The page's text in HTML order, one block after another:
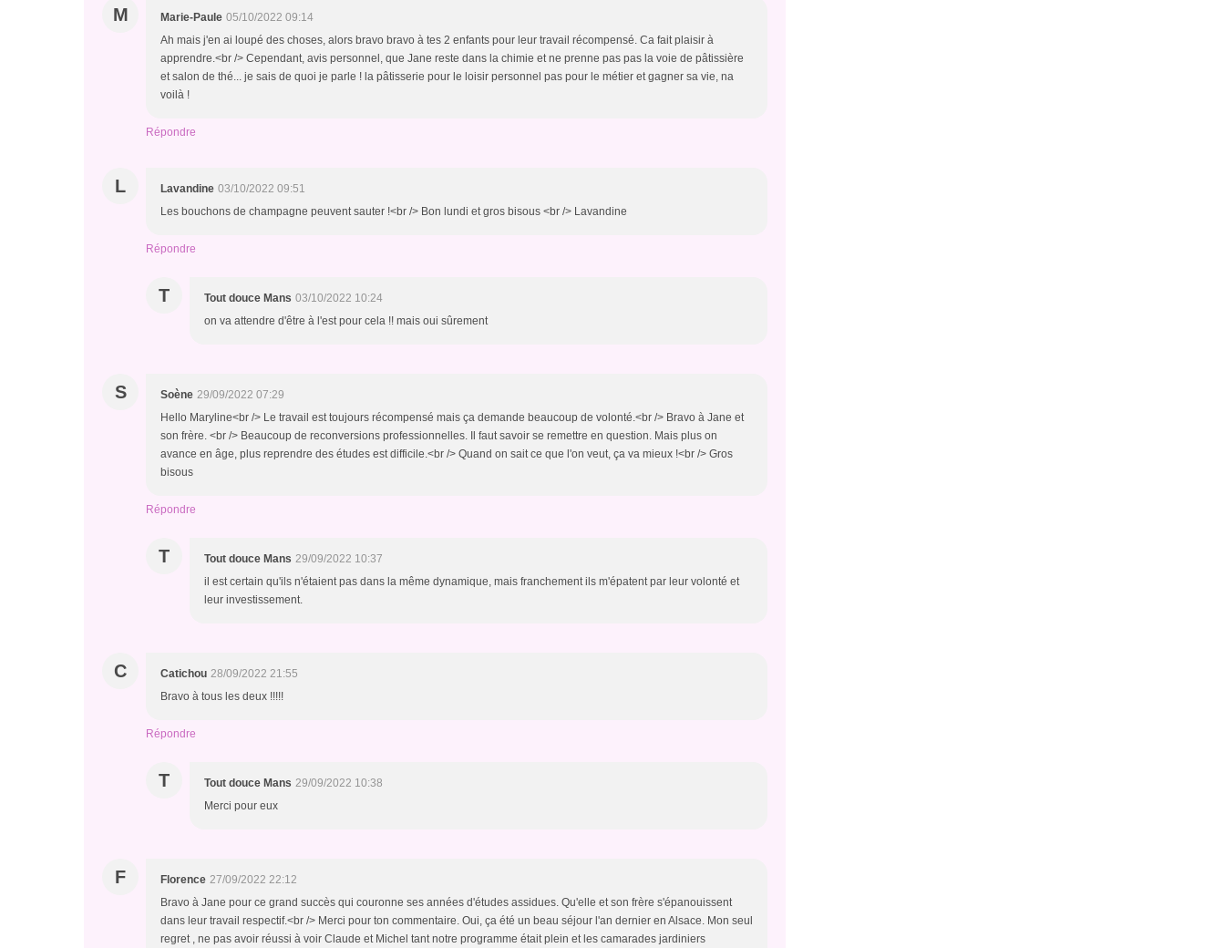
M Marie-Paule 05/10/2022 09:14
Ah mais j'en ai loupé des choses, alors bravo bravo à tes 2 enfants pour leur travail récompensé. Ca fait plaisir à
apprendre.<br /> Cependant, avis personnel, que Jane reste dans la chimie et ne prenne pas pas la voie de pâtissière
et salon de thé... je sais de quoi je parle ! la pâtisserie pour le loisir personnel pas pour le métier et gagner sa vie, na
voilà !
Répondre
L Lavandine 03/10/2022 09:51
Les bouchons de champagne peuvent sauter !<br /> Bon lundi et gros bisous <br /> Lavandine
Répondre
T Tout douce Mans 03/10/2022 10:24
on va attendre d'être à l'est pour cela !! mais oui sûrement
S Soène 29/09/2022 07:29
Hello Maryline<br /> Le travail est toujours récompensé mais ça demande beaucoup de volonté.<br /> Bravo à Jane et
son frère. <br /> Beaucoup de reconversions professionnelles. Il faut savoir se remettre en question. Mais plus on
avance en âge, plus reprendre des études est difficile.<br /> Quand on sait ce que l'on veut, ça va mieux !<br /> Gros
bisous
Répondre
T Tout douce Mans 29/09/2022 10:37
il est certain qu'ils n'étaient pas dans la même dynamique, mais franchement ils m'épatent par leur volonté et
leur investissement.
C Catichou 28/09/2022 21:55
Bravo à tous les deux !!!!!
Répondre
T Tout douce Mans 29/09/2022 10:38
Merci pour eux
F Florence 27/09/2022 22:12
Bravo à Jane pour ce grand succès qui couronne ses années d'études assidues. Qu'elle et son frère s'épanouissent
dans leur travail respectif.<br /> Merci pour ton commentaire. Oui, ça été un beau séjour l'an dernier en Alsace. Mon seul
regret , ne pas avoir réussi à voir Claude et Michel tant notre programme était plein et les camarades jardiniers